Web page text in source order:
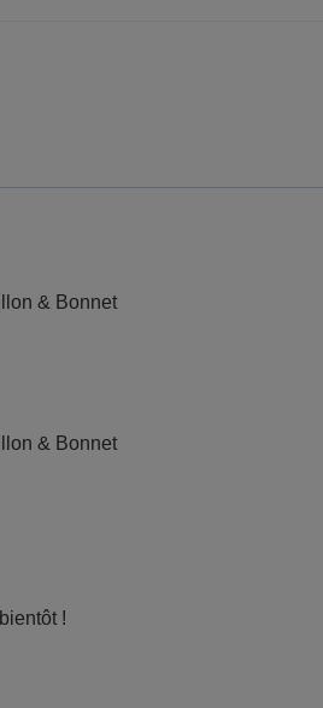
& Bonnet
& Bonnet
!